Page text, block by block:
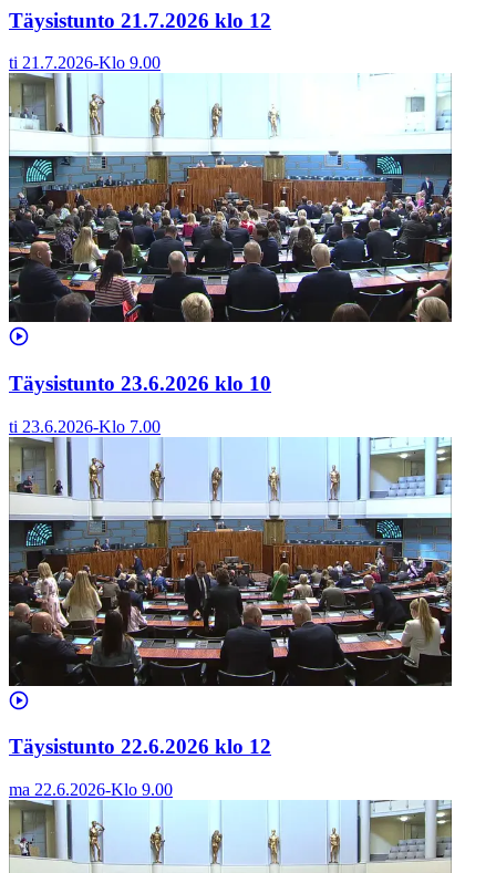
Täysistunto 21.7.2026 klo 12
ti 21.7.2026-Klo 9.00
Täysistunto 23.6.2026 klo 10
ti 23.6.2026-Klo 7.00
Täysistunto 22.6.2026 klo 12
ma 22.6.2026-Klo 9.00